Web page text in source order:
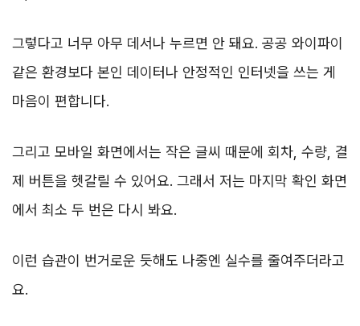
그렇다고 너무 아무 데서나 누르면 안 돼요. 공공 와이파이
같은 환경보다 본인 데이터나 안정적인 인터넷을 쓰는 게
마음이 편합니다.
그리고 모바일 화면에서는 작은 글씨 때문에 회차, 수량, 결
제 버튼을 헷갈릴 수 있어요. 그래서 저는 마지막 확인 화면
에서 최소 두 번은 다시 봐요.
이런 습관이 번거로운 듯해도 나중엔 실수를 줄여주더라고
요.